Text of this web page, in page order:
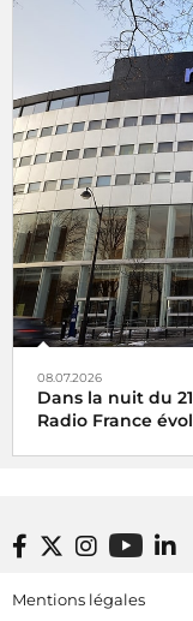
08.07.2026
Dans la nuit du
Radio France
Footer bottom
Mentions légales